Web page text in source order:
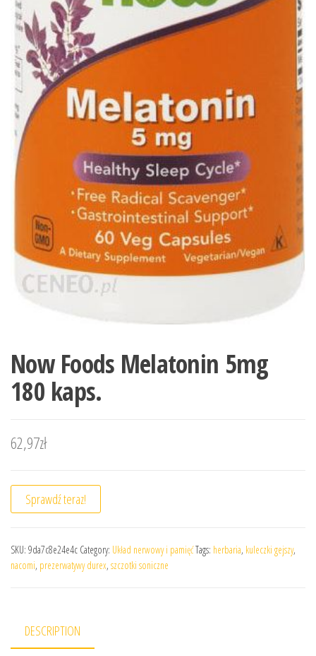
Now Foods Melatonin 5mg
180 kaps.
62,97zł
Sprawdź teraz!
SKU: 9da7c8e24e4c Category: Układ nerwowy i pamięćTags: herbaria, kuleczki gejszy,
nacomi, prezerwatywy durex, szczotki soniczne
DESCRIPTION